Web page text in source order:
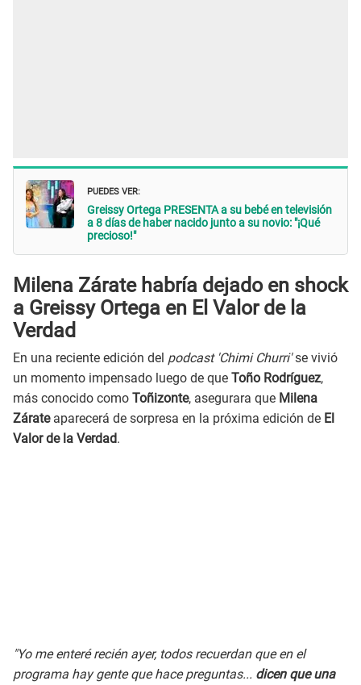
PUEDES VER:
Greissy Ortega PRESENTA a su bebé en televisión
a 8 días de haber nacido junto a su novio: "¡Qué
precioso!"
Milena Zárate habría dejado en shock
a Greissy Ortega en El Valor de la
Verdad
En una reciente edición del podcast 'Chimi Churri'se vivió
un momento impensado luego de que Toño Rodríguez,
más conocido como Toñizonte, asegurara que Milena
Zárateaparecerá de sorpresa en la próxima edición de El
Valor de la Verdad.
"Yo me enteré recién ayer, todos recuerdan que en el
programa hay gente que hace preguntas... dicen que una